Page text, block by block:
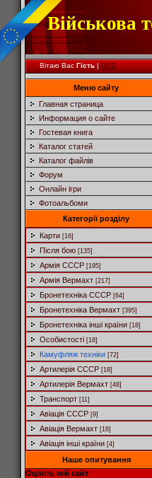
Військова
Вітаю Вас Гість|RSS
Меню сайту
Главная страница
Информация о сайте
Гостевая книга
Каталог статей
Каталог файлів
Форум
Онлайн ігри
Фотоальбоми
Категорії розділу
Карти [16]
Після бою [135]
Армія СССР [195]
Армія Вермахт [217]
Бронетехніка СССР [64]
Бронетехніка Вермахт [395]
Бронетехніка інші країни [18]
Особистості [18]
Камуфляж техніки [72]
Артилерія СССР [18]
Артилерія Вермахт [48]
Транспорт [11]
Авіація СССР [9]
Авіація Вермахт [18]
Авіація інші країни [4]
Наше опитування
Оцініть мій сайт